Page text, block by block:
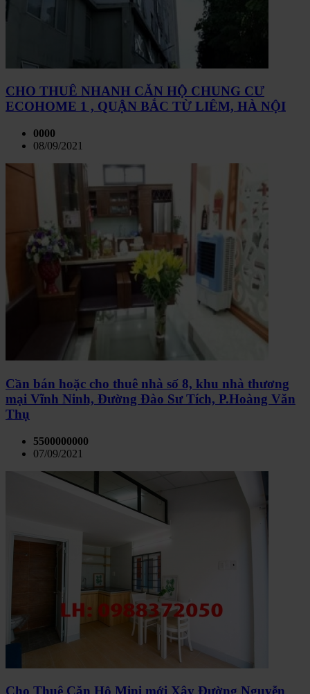
CHO THUÊ NHANH CĂN HỘ CHUNG CƯ
ECOHOME 1 , QUẬN BẮC TỪ LIÊM, HÀ NỘI
0000
08/09/2021
Cần bán hoặc cho thuê nhà số 8, khu nhà thương
mại Vĩnh Ninh, Đường Đào Sư Tích, P.Hoàng Văn
Thụ
5500000000
07/09/2021